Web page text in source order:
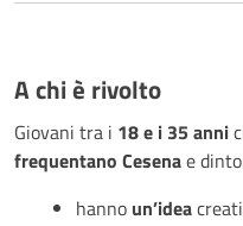
A chi è rivolto
Giovani tra i 18 e i 35 anni
frequentano Cesenae
hanno un’idea